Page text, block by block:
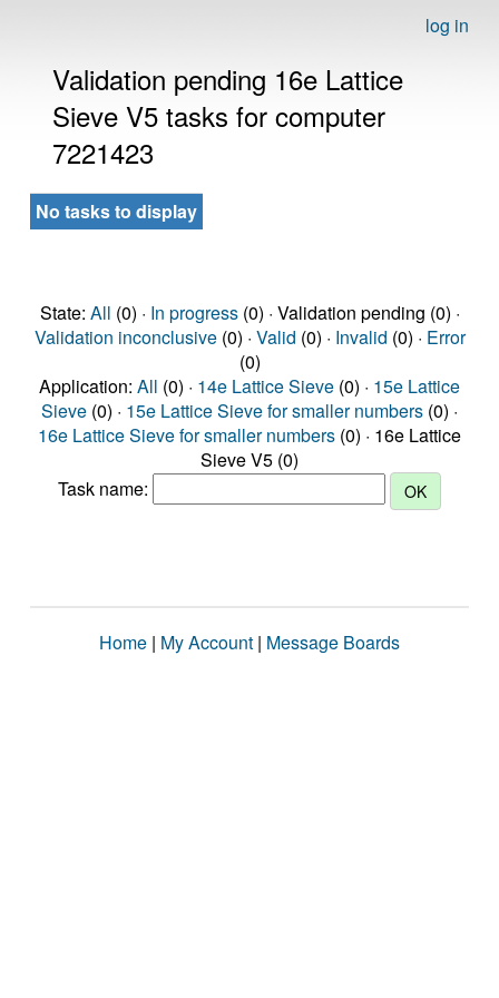
log in
Validation pending 16e Lattice
Sieve V5 tasks for computer
7221423
No tasks to display
State: All (0) · In progress(0) · Validation pending (0) ·
Validation inconclusive(0) · Valid (0) · Invalid (0) · Error
(0)
Application: All (0) · 14e Lattice Sieve (0) · 15e Lattice
Sieve (0) · 15e Lattice Sieve for smaller numbers (0) ·
16e Lattice Sieve for smaller numbers (0) · 16e Lattice
Sieve V5 (0)
Task name:
Home | My Account | Message Boards